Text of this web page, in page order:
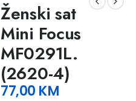
Ženski sat
Mini Focus
MF0291L.
(2620-4)
77,00 KM